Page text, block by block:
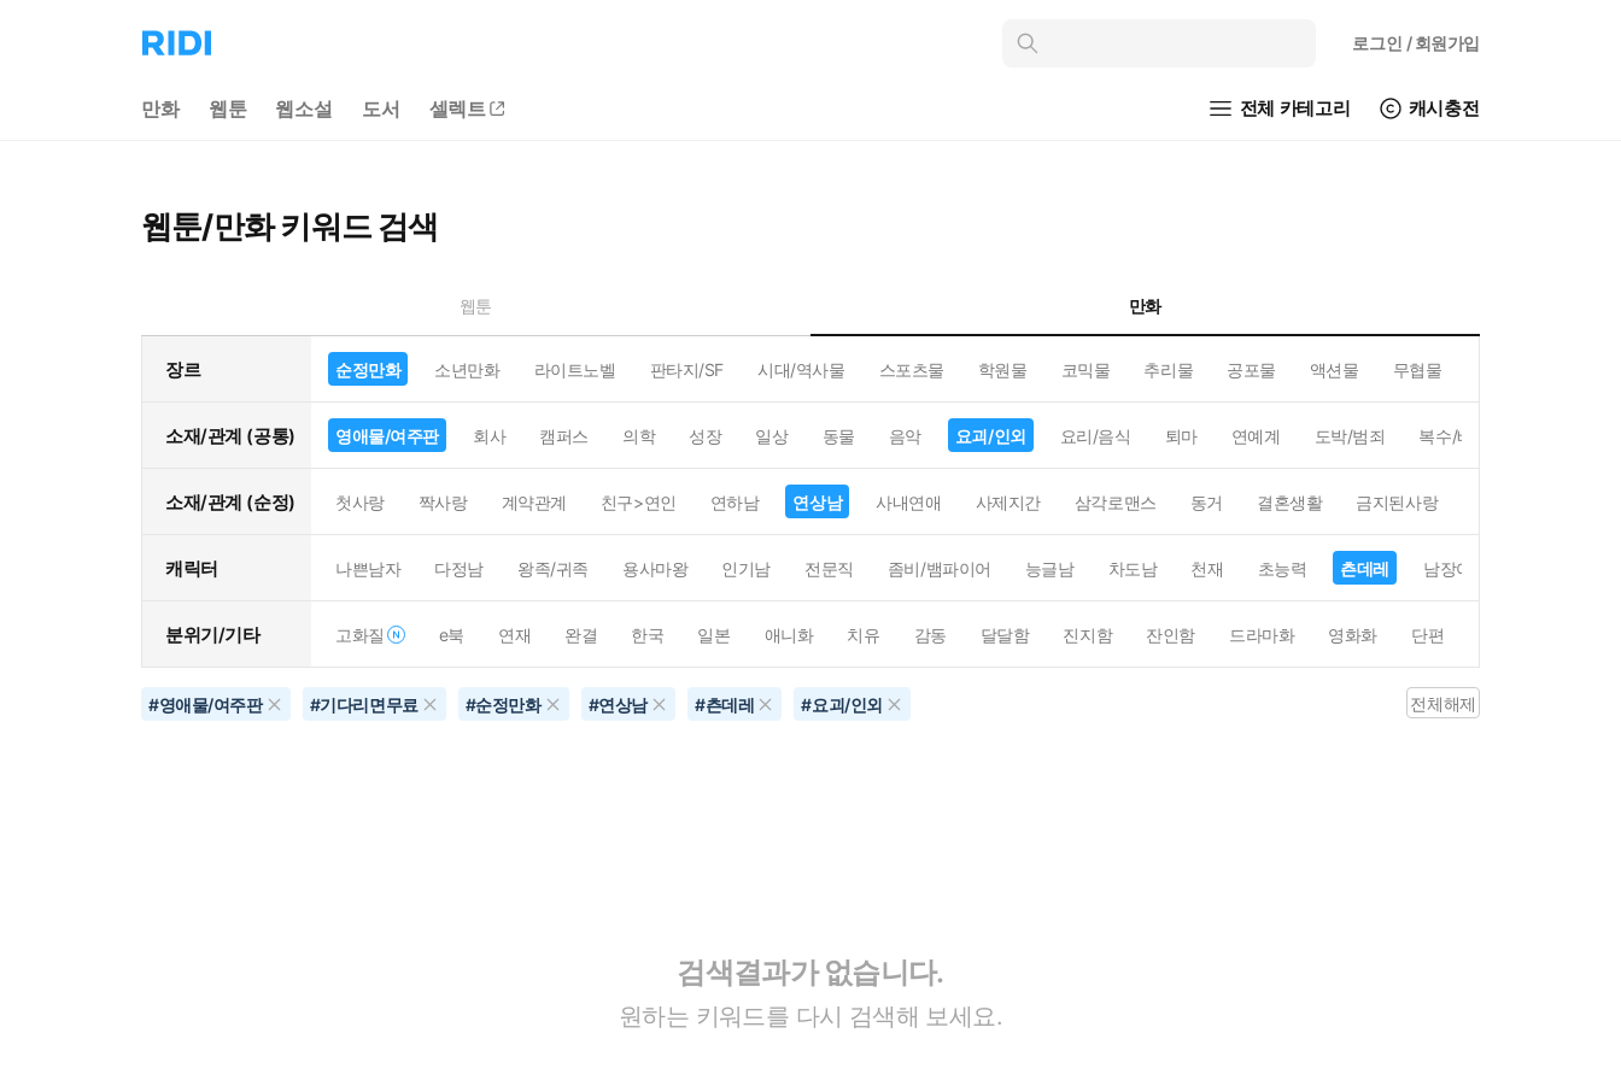
리
디
으
인
로그인 / 회원가입
만화 웹툰 웹소설 도서 셀렉트 전체 카테고리 캐시충전
웹툰/만화 키워드 검색
웹툰 만화
장르 순정만화 소년만화 라이트노벨 판타지/SF 시대/역사물 스포츠물 학원물 코믹물 추리물 공포물 액션물 무협물
소재/관계 (공통) 영애물/여주판 회사 캠퍼스 의학 성장 일상 동물 음악 요괴/인외 요리/음식 퇴마 연예계 도박/범죄 복수/배신
소재/관계 (순정) 첫사랑 짝사랑 계약관계 친구>연인 연하남 연상남 사내연애 사제지간 삼각로맨스 동거 결혼생활 금지된사랑
캐릭터 나쁜남자 다정남 왕족/귀족 용사마왕 인기남 전문직 좀비/뱀파이어 능글남 차도남 천재 초능력 츤데레 남장여자
분위기/기타 고화질 e북 연재 완결 한국 일본 애니화 치유 감동 달달함 진지함 잔인함 드라마화 영화화 단편
#영애물/여주판 #기다리면무료 #순정만화 #연상남 #츤데레 #요괴/인외 전체해제
검색결과가 없습니다.
원하는 키워드를 다시 검색해 보세요.